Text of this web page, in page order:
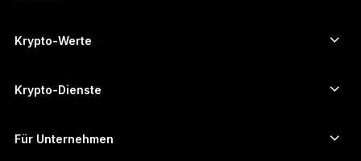
Hardware Wallet
Ledger Stax
Ledger Nano Classics
Krypto-Werte
Ethereum-Wallet
Cardano-Wallet
Krypto-Dienste
Kryptos kaufen
Für Unternehmen